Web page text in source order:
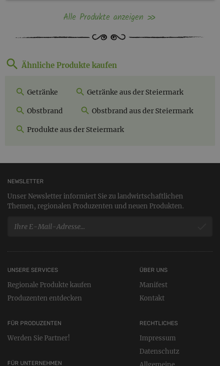
Alle Produkte anzeigen
Ähnliche Produkte kaufen
Getränke Getränke aus der Steiermark
Obstbrand Obstbrand aus der Steiermark
Produkte aus der Steiermark
NEWSLETTER
Unser Newsletter informiert Sie zu landwirtschaftlichen
Themen, regionalen Produzenten und neuen Produkten.
UNSERE SERVICES
Regionale Produkte kaufen
Produzenten entdecken
FÜR PRODUZENTEN
Werden Sie Partner!
FÜR UNTERNEHMEN
RECHTLICHES
Impressum
Datenschutz
ÜBER UNS
Manifest
Kontakt